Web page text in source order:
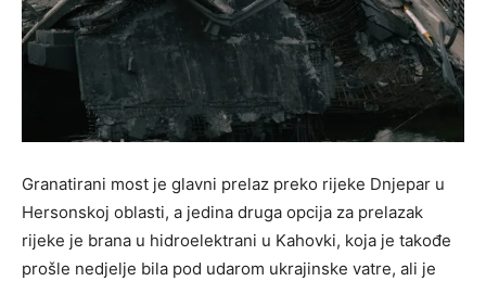
Granatirani most je glavni prelaz preko rijeke Dnjepar u
Hersonskoj oblasti, a jedina druga opcija za prelazak
rijeke je brana u hidroelektrani u Kahovki, koja je takođe
prošle nedjelje bila pod udarom ukrajinske vatre, ali je